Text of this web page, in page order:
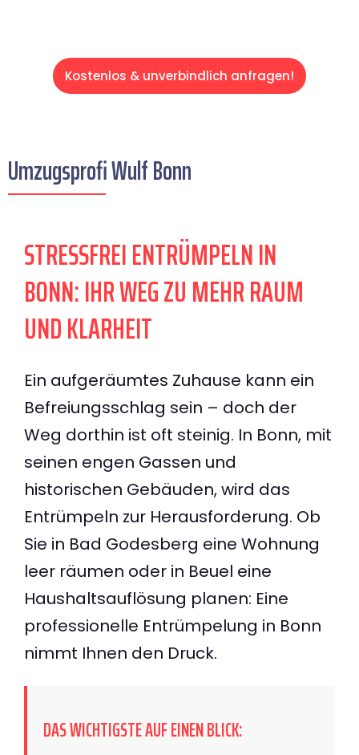
Kostenlos & unverbindlich anfragen!
Umzugsprofi Wulf Bonn
STRESSFREI ENTRÜMPELN IN
BONN: IHR WEG ZU MEHR RAUM
UND KLARHEIT
Ein aufgeräumtes Zuhause kann ein
Befreiungsschlag sein – doch der
Weg dorthin ist oft steinig. In Bonn, mit
seinen engen Gassen und
historischen Gebäuden, wird das
Entrümpeln zur Herausforderung. Ob
Sie in Bad Godesberg eine Wohnung
leer räumen oder in Beuel eine
Haushaltsauflösung planen: Eine
professionelle Entrümpelung in Bonn
nimmt Ihnen den Druck.
DAS WICHTIGSTE AUF EINEN BLICK: